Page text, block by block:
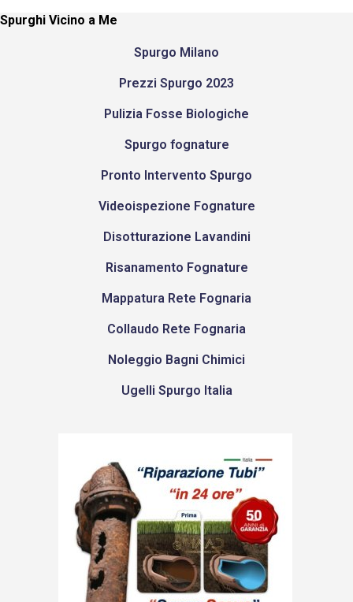
Spurghi Vicino a Me
Spurgo Milano
Prezzi Spurgo 2023
Pulizia Fosse Biologiche
Spurgo fognature
Pronto Intervento Spurgo
Videoispezione Fognature
Disotturazione Lavandini
Risanamento Fognature
Mappatura Rete Fognaria
Collaudo Rete Fognaria
Noleggio Bagni Chimici
Ugelli Spurgo Italia